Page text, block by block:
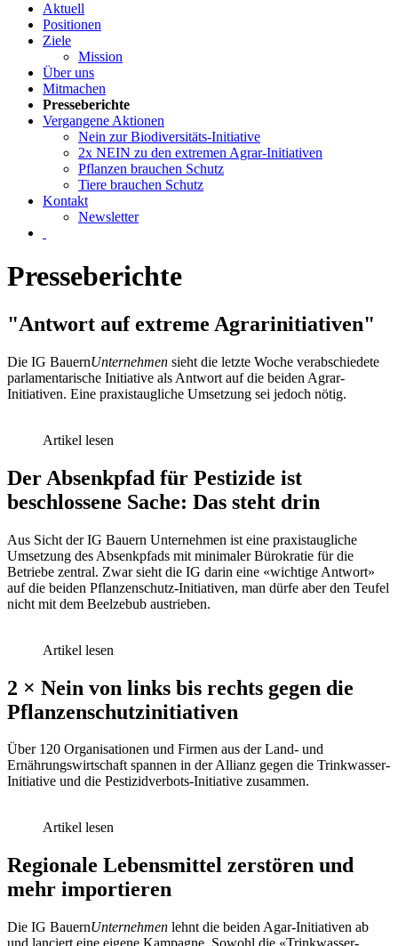
Aktuell
Positionen
Ziele
Mission
Über uns
Mitmachen
Presseberichte
Vergangene Aktionen
Nein zur Biodiversitäts-Initiative
2x NEIN zu den extremen Agrar-Initiativen
Pflanzen brauchen Schutz
Tiere brauchen Schutz
Kontakt
Newsletter
Presseberichte
"Antwort auf extreme Agrarinitiativen"
Die IG BauernUnternehmen sieht die letzte Woche verabschiedete
parlamentarische Initiative als Antwort auf die beiden Agrar-
Initiativen. Eine praxistaugliche Umsetzung sei jedoch nötig.
Artikel lesen
Der Absenkpfad für Pestizide ist
beschlossene Sache: Das steht drin
Aus Sicht der IG Bauern Unternehmen ist eine praxistaugliche
Umsetzung des Absenkpfads mit minimaler Bürokratie für die
Betriebe zentral. Zwar sieht die IG darin eine «wichtige Antwort»
auf die beiden Pflanzenschutz-Initiativen, man dürfe aber den Teufel
nicht mit dem Beelzebub austrieben.
Artikel lesen
2 × Nein von links bis rechts gegen die
Pflanzenschutzinitiativen
Über 120 Organisationen und Firmen aus der Land- und
Ernährungswirtschaft spannen in der Allianz gegen die Trinkwasser-
Initiative und die Pestizidverbots-Initiative zusammen.
Artikel lesen
Regionale Lebensmittel zerstören und
mehr importieren
Die IG BauernUnternehmen lehnt die beiden Agar-Initiativen ab